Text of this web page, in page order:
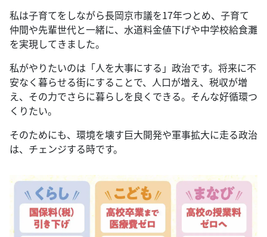
私は子育てをしながら長岡京市議を17年つとめ、子育て
仲間や先輩世代と一緒に、水道料金値下げや中学校給食灘
を実現してきました。
私がやりたいのは「人を大事にする」政治です。将来に不
安なく暮らせる街にすることで、人口が増え、税収が増
え、その力でさらに暮らしを良くできる。そんな好循環つ
くりたい。
そのためにも、環境を壊す巨大開発や軍事拡大に走る政治
は、チェンジする時です。